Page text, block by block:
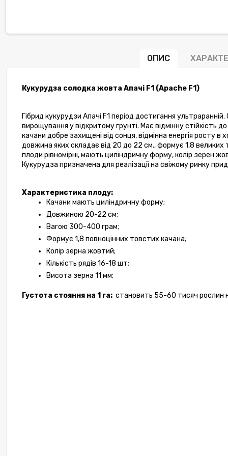
ОПИС
Кукурудза солодка жовта Апачі F1 (Apache F1)
Гібрид кукурудзи Апачі F1 період достигання
вирощування у відкритому грунті. Має відмінну стійкість
качани добре захищені від сонця, відмінна енергія росту
довжина яких складає від 20 до 22 см., формує 1,8 великих
плоди рівномірні, мають циліндричну форму, колір зерен
Кукурудза призначена для реалізації на свіжому ринку
Характеристика плоду:
Качани мають циліндричну форму;
Довжиною 20-22 см;
Вагою 300-400 грам;
Формує 1,8 повноцінних товстих качана;
Колір зерна жовтий;
Кількість рядів 16-18 шт;
Висота зерна 11 мм;
Густота стояння на 1 га: становить 55-60 тисяч рослин